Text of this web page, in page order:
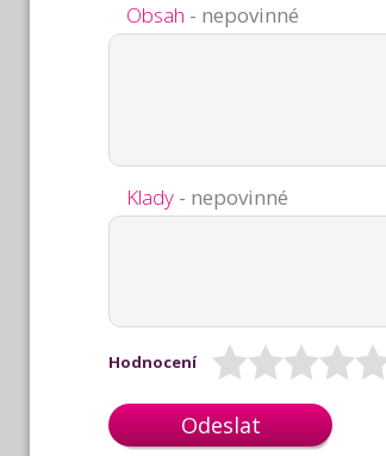
Obsah - nepovinné
Klady - nepovinné
Hodnocení
Odeslat